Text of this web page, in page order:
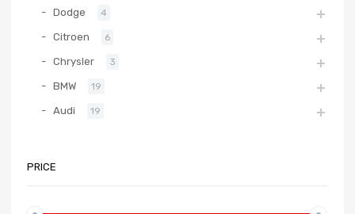
Dodge 4
Citroen 6
Chrysler 3
BMW 19
Audi 19
PRICE